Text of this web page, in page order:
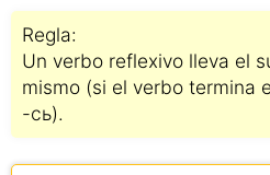
Regla:
Un verbo reflexivo lleva el
mismo (si el verbo termina
-сь).